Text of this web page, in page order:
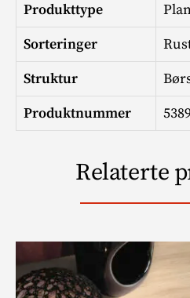
Produkttype
Sorteringer
Struktur
Produktnummer
Relaterte